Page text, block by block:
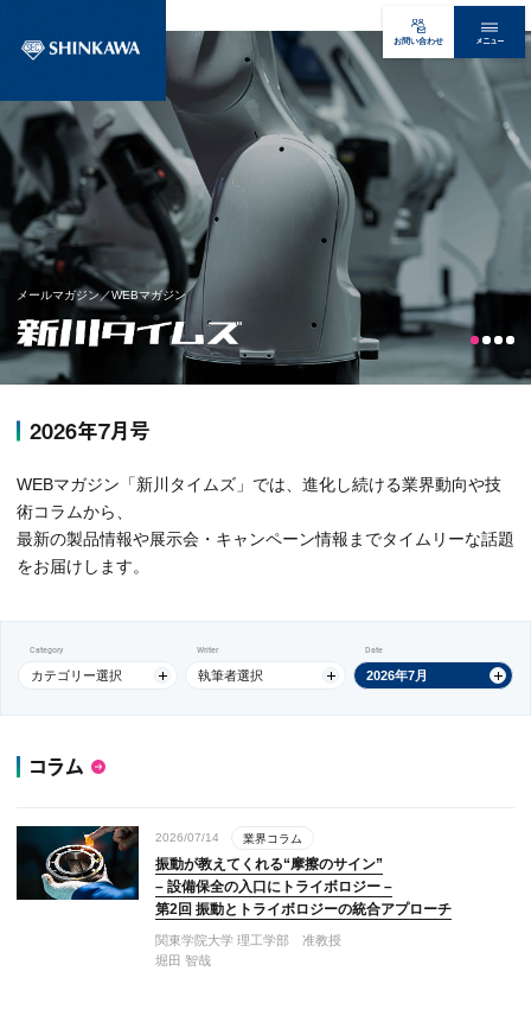
お問い合わせ メニュー
メールマガジン／WEBマガジン
2026年7月号
WEBマガジン「新川タイムズ」では、進化し続ける業界動向や技
術コラムから、
最新の製品情報や展示会・キャンペーン情報までタイムリーな話題
をお届けします。
Category
カテゴリー選択
Writer
執筆者選択
Date
2026年7月
コラム
2026/07/14 業界コラム
振動が教えてくれる“摩擦のサイン”
– 設備保全の入口にトライボロジー –
第2回 振動とトライボロジーの統合アプローチ
関東学院大学 理工学部 准教授
堀田 智哉